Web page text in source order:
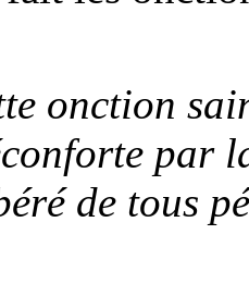
onction
par
de tous